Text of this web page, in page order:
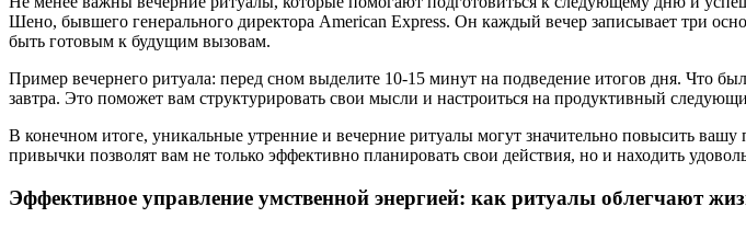
Шено, бывшего генерального директора American Express. Он каждый вечер записывает три
быть готовым к будущим вызовам.
Пример вечернего ритуала: перед сном выделите 10-15 минут на подведение итогов дня. Что
завтра. Это поможет вам структурировать свои мысли и настроиться на продуктивный
В конечном итоге, уникальные утренние и вечерние ритуалы могут значительно повысить
привычки позволят вам не только эффективно планировать свои действия, но и находить
Эффективное управление умственной энергией: как ритуалы облегчают